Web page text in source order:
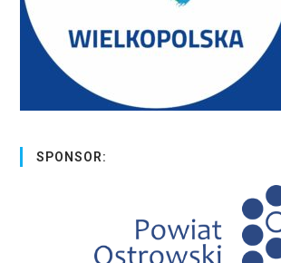
SPONSOR: